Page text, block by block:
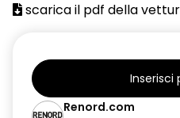
scarica il pdf della
Inserisci
Renord.com